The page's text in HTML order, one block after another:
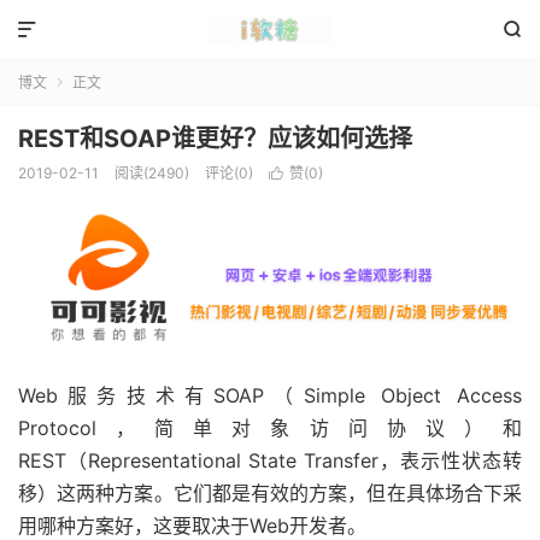


博文  正文
REST和SOAP谁更好？应该如何选择
2019-02-11 阅读(2490) 评论(0)  赞(0)
Web服务技术有SOAP（Simple Object Access
Protocol，简单对象访问协议）和
REST（Representational State Transfer，表示性状态转
移）这两种方案。它们都是有效的方案，但在具体场合下采
用哪种方案好，这要取决于Web开发者。